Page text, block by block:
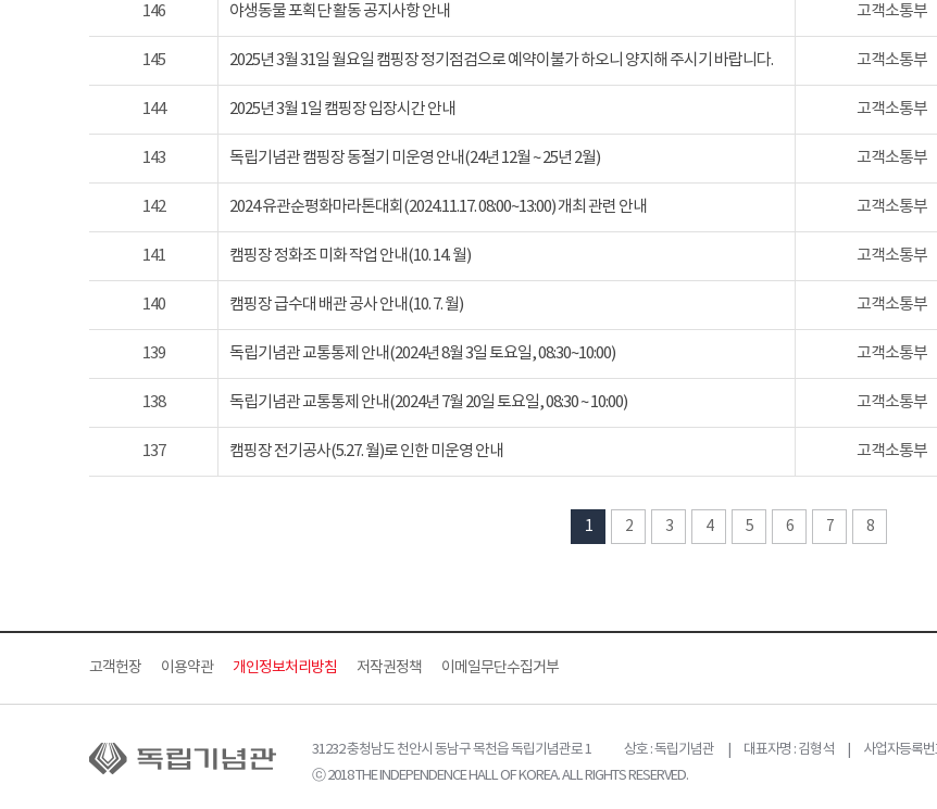
146 야생동물 포획단 활동 공지사항 안내 고객소통부
145 2025년 3월 31일 월요일 캠핑장 정기점검으로 예약이불가 하오니 양지해 주시기 바랍니다. 고객소통부
144 2025년 3월 1일 캠핑장 입장시간 안내 고객소통부
143 독립기념관 캠핑장 동절기 미운영 안내(24년 12월 ~ 25년 2월) 고객소통부
142 2024 유관순평화마라톤대회(2024.11.17. 08:00~13:00) 개최 관련 안내 고객소통부
141 캠핑장 정화조 미화 작업 안내(10. 14. 월) 고객소통부
140 캠핑장 급수대 배관 공사 안내(10. 7. 월) 고객소통부
139 독립기념관 교통통제 안내(2024년 8월 3일 토요일, 08:30~10:00) 고객소통부
138 독립기념관 교통통제 안내(2024년 7월 20일 토요일, 08:30 ~ 10:00) 고객소통부
137 캠핑장 전기공사(5.27. 월)로 인한 미운영 안내 고객소통부
1 2 3 4 5 6 7 8
고객헌장 이용약관 개인정보처리방침 저작권정책 이메일무단수집거부
31232 충청남도 천안시 동남구 목천읍 독립기념관로 1
상호 : 독립기념관 | 대표자명 : 김형석 | 사업자등록번
ⓒ 2018 THE INDEPENDENCE HALL OF KOREA. ALL RIGHTS RESERVED.